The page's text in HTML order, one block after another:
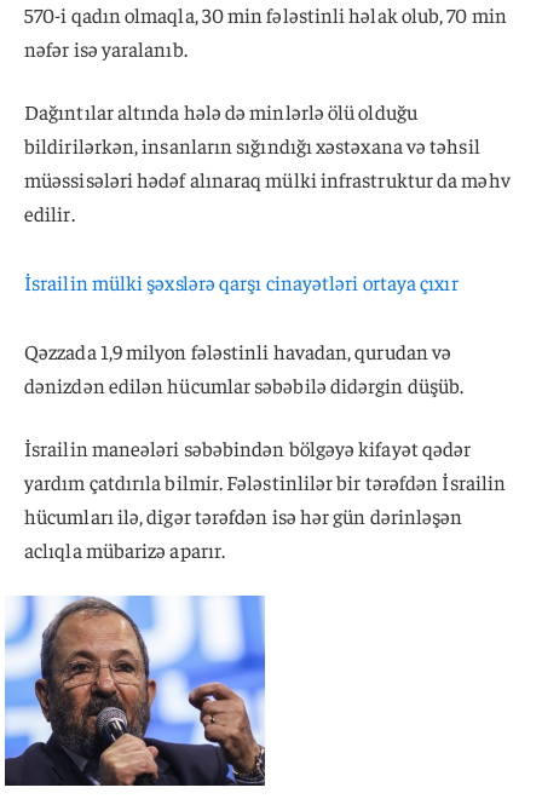
570-i qadın olmaqla, 30 min fələstinli həlak olub, 70 min
nəfər isə yaralanıb.
Dağıntılar altında hələ də minlərlə ölü olduğu
bildirilərkən, insanların sığındığı xəstəxana və təhsil
müəssisələri hədəf alınaraq mülki infrastruktur da məhv
edilir.
İsrailin mülki şəxslərə qarşı cinayətləri ortaya çıxır
Qəzzada 1,9 milyon fələstinli havadan, qurudan və
dənizdən edilən hücumlar səbəbilə didərgin düşüb.
İsrailin maneələri səbəbindən bölgəyə kifayət qədər
yardım çatdırıla bilmir. Fələstinlilər bir tərəfdən İsrailin
hücumları ilə, digər tərəfdən isə hər gün dərinləşən
aclıqla mübarizə aparır.